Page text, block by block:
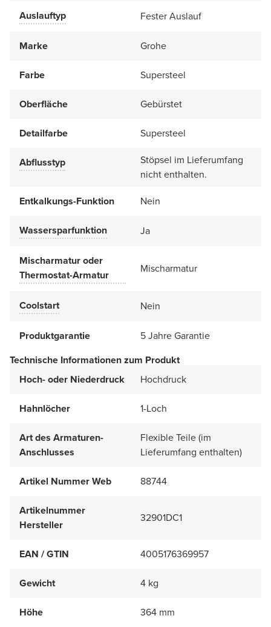
Auslauftyp
Fester Auslauf
Marke Grohe
Farbe Supersteel
Oberfläche Gebürstet
Detailfarbe Supersteel
Abflusstyp
Stöpsel im Lieferumfang
nicht enthalten.
Entkalkungs-Funktion
Nein
Wassersparfunktion Ja
Mischarmatur oder
Thermostat-Armatur
Mischarmatur
Coolstart Nein
Produktgarantie
5 Jahre Garantie
Technische Informationen zum Produkt
Hoch- oder Niederdruck
Hochdruck
Hahnlöcher 1-Loch
Art des Armaturen-
Anschlusses
Flexible Teile (im
Lieferumfang enthalten)
Artikel Nummer Web 88744
Artikelnummer
Hersteller
32901DC1
EAN / GTIN 4005176369957
Gewicht 4 kg
Höhe 364 mm